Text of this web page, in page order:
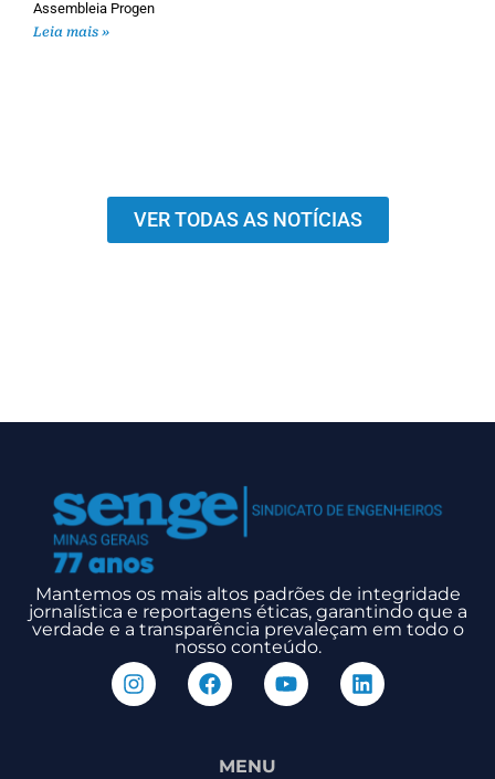
Assembleia Progen
Leia mais »
VER TODAS AS NOTÍCIAS
Mantemos os mais altos padrões de integridade
jornalística e reportagens éticas, garantindo que a
verdade e a transparência prevaleçam em todo o
nosso conteúdo.
MENU